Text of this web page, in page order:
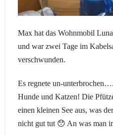
Max hat das Wohnmobil
und war zwei Tage im
verschwunden.
Es regnete un-
Hunde und Katzen! Die
einen kleinen See aus, was
nicht gut tut 😯 An was man